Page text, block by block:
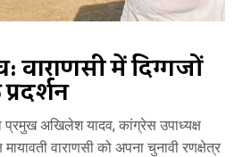
वाराणसी में दिग्गजों
प्रमुख अखिलेश यादव, कांग्रेस उपाध्‍यक्ष
वाराणसी को अपना चुनावी रणक्षेत्र